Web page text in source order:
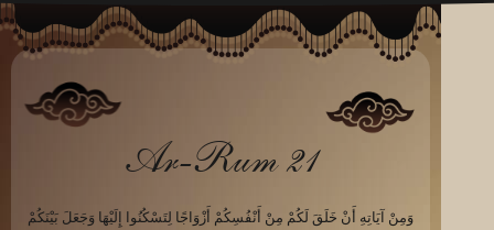
Ar-Rum 21
وَمِنْ آيَاتِهِ أَنْ خَلَقَ لَكُمْ مِنْ أَنْفُسِكُمْ أَزْوَاجًا لِتَسْكُنُوا إِلَيْهَا وَجَعَلَ بَيْنَكُمْ